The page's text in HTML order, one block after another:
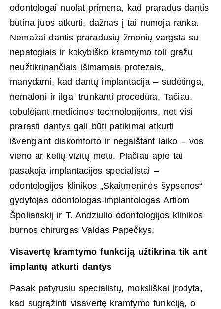
odontologai nuolat primena, kad praradus dantis
būtina juos atkurti, dažnas į tai numoja ranka.
Nemažai dantis praradusių žmonių vargsta su
nepatogiais ir kokybiško kramtymo toli gražu
neužtikrinančiais išimamais protezais,
manydami, kad dantų implantacija – sudėtinga,
nemaloni ir ilgai trunkanti procedūra. Tačiau,
tobulėjant medicinos technologijoms, net visi
prarasti dantys gali būti patikimai atkurti
išvengiant diskomforto ir negaištant laiko – vos
vieno ar kelių vizitų metu. Plačiau apie tai
pasakoja implantacijos specialistai –
odontologijos klinikos „Skaitmeninės šypsenos“
gydytojas odontologas-implantologas Artiom
Špolianskij ir T. Andziulio odontologijos klinikos
burnos chirurgas Valdas Papečkys.
Visavertę kramtymo funkciją užtikrina tik ant
implantų atkurti dantys
Pasak patyrusių specialistų, moksliškai įrodyta,
kad sugrąžinti visavertę kramtymo funkciją, o